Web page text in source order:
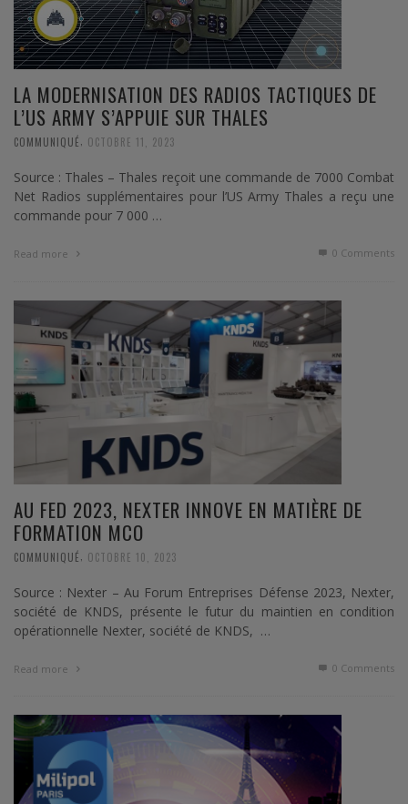
LA MODERNISATION DES RADIOS TACTIQUES DE
L’US ARMY S’APPUIE SUR THALES
COMMUNIQUÉ OCTOBRE 11, 2023
Source : Thales – Thales reçoit une commande de 7000 Combat
Net Radios supplémentaires pour l’US Army Thales a reçu une
commande pour 7 000 …
Read more 0 Comments
AU FED 2023, NEXTER INNOVE EN MATIÈRE DE
FORMATION MCO
COMMUNIQUÉ OCTOBRE 10, 2023
Source : Nexter – Au Forum Entreprises Défense 2023, Nexter,
société de KNDS, présente le futur du maintien en condition
opérationnelle Nexter, société de KNDS, …
Read more 0 Comments